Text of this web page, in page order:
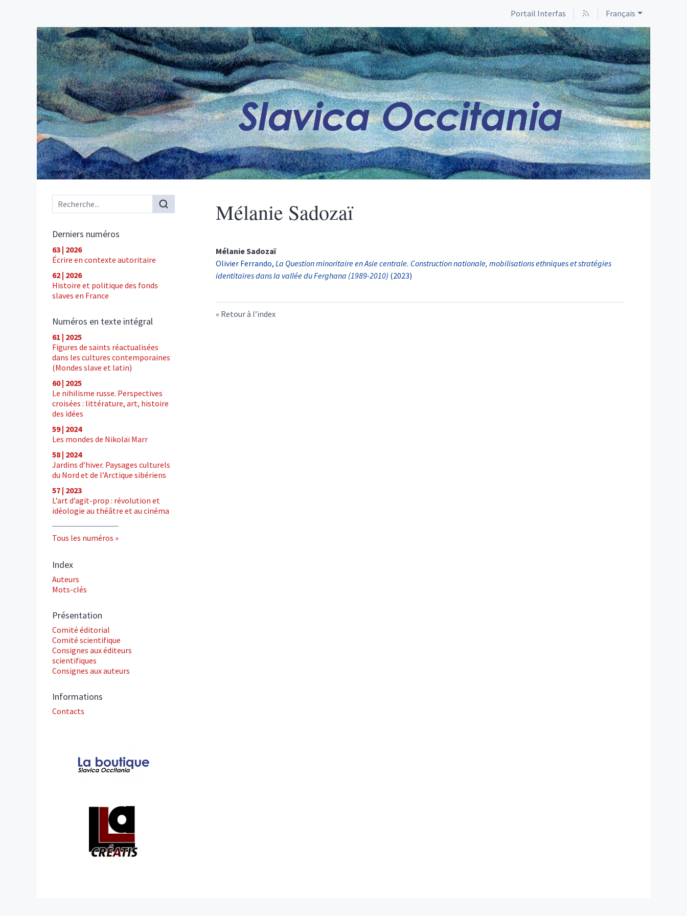
Portail Interfas Français
Menu principal
Derniers numéros
63 | 2026
Écrire en contexte autoritaire
62 | 2026
Histoire et politique des fonds
slaves en France
Numéros en texte intégral
61 | 2025
Figures de saints réactualisées
dans les cultures contemporaines
(Mondes slave et latin)
60 | 2025
Le nihilisme russe. Perspectives
croisées : littérature, art, histoire
des idées
59 | 2024
Les mondes de Nikolaï Marr
58 | 2024
Jardins d’hiver. Paysages culturels
du Nord et de l’Arctique sibériens
57 | 2023
L’art d’agit-prop : révolution et
idéologie au théâtre et au cinéma
Tous les numéros
Index
Auteurs
Mots-clés
Présentation
Comité éditorial
Comité scientifique
Consignes aux éditeurs
scientifiques
Consignes aux auteurs
Informations
Contacts
Mélanie Sadozaï
MélanieSadozaï
Olivier Ferrando, La Question minoritaire en Asie centrale. Construction nationale, mobilisations ethniques et stratégies
identitaires dans la vallée du Ferghana (1989-2010) (2023)
Retour à l’index